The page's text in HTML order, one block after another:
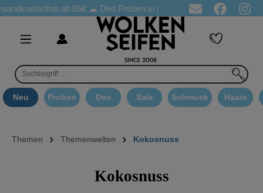
ab 65€☁ Deo Proben in jeder Bestellung ☁ Goodie
Neu Proben Deo Sale Schmuck Haare
Themen Themenwelten Kokosnuss
Kokosnuss